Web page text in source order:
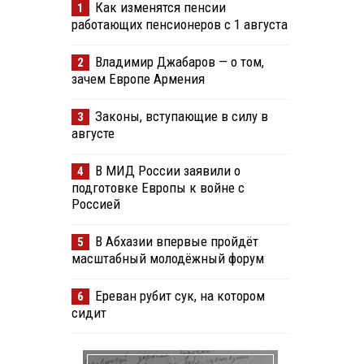
1
Как изменятся пенсии
работающих пенсионеров с 1 августа
2
Владимир Джабаров — о том,
зачем Европе Армения
3
Законы, вступающие в силу в
августе
4
В МИД России заявили о
подготовке Европы к войне с
Россией
5
В Абхазии впервые пройдёт
масштабный молодёжный форум
6
Ереван рубит сук, на котором
сидит